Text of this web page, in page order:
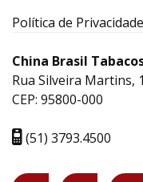
Política de Privacidade
China Brasil
Rua Silveira Martins,
CEP: 95800-000
(51) 3793.4500